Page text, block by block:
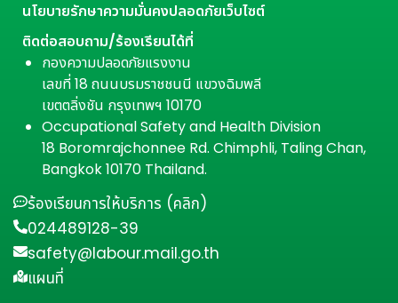
นโยบายรักษาความมั่นคงปลอดภัยเว็บไซต์
ติดต่อสอบถาม/ร้องเรียนได้ที่
กองความปลอดภัยแรงงาน
เลขที่ 18 ถนนบรมราชชนนี แขวงฉิมพลี
เขตตลิ่งชัน กรุงเทพฯ 10170
Occupational Safety and Health Division
18 Boromrajchonnee Rd. Chimphli, Taling Chan,
Bangkok 10170 Thailand.
ร้องเรียนการให้บริการ (คลิก)
024489128-39
safety@labour.mail.go.th
แผนที่